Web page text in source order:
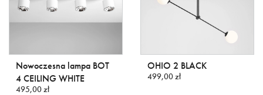
Nowoczesna lampa BOT
4 CEILING WHITE
495,00 zł
OHIO 2 BLACK
499,00 zł